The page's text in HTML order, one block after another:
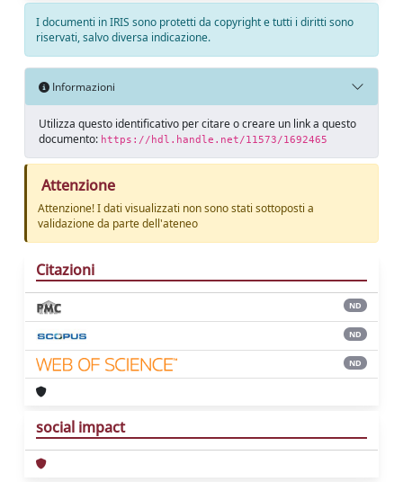
I documenti in IRIS sono protetti da copyright e tutti i diritti sono
riservati, salvo diversa indicazione.
Informazioni
Utilizza questo identificativo per citare o creare un link a questo
documento: https://hdl.handle.net/11573/1692465
Attenzione
Attenzione! I dati visualizzati non sono stati sottoposti a
validazione da parte dell'ateneo
Citazioni
ND
ND
ND
social impact